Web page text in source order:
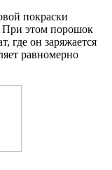
покраски
При этом порошок
где он заряжается
равномерно